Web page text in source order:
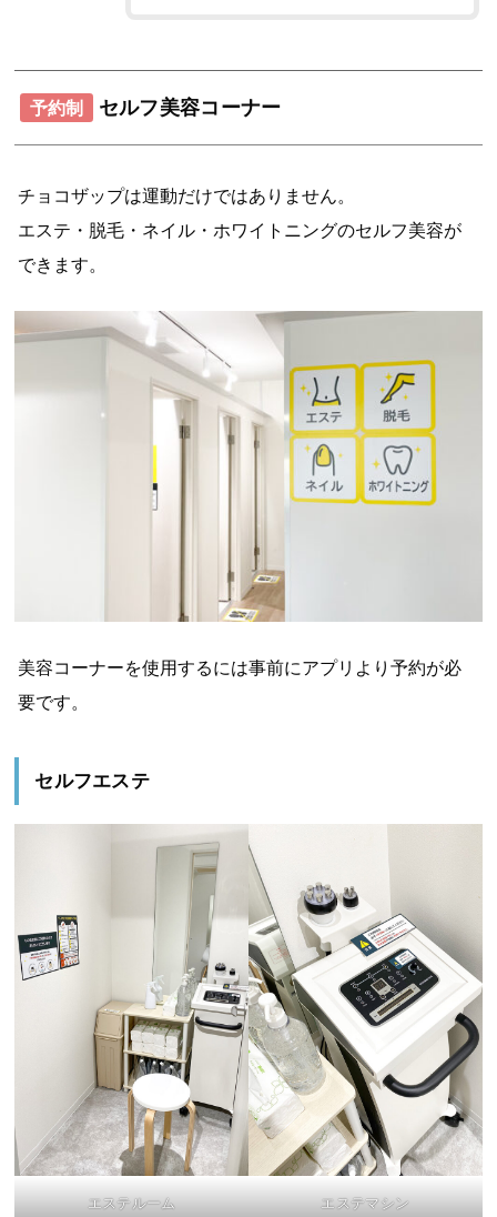
予約制 セルフ美容コーナー
チョコザップは運動だけではありません。
エステ・脱毛・ネイル・ホワイトニングのセルフ美容が
できます。
美容コーナーを使用するには事前にアプリより予約が必
要です。
セルフエステ
エステルーム エステマシン